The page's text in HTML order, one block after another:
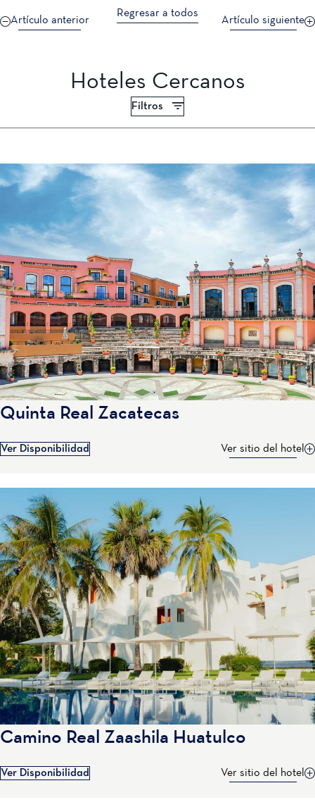
Artículo anterior
Regresar a todos
Artículo siguiente
Hoteles Cercanos
Filtros
Quinta Real Zacatecas
Ver Disponibilidad Ver sitio del hotel
Camino Real Zaashila Huatulco
Ver Disponibilidad Ver sitio del hotel